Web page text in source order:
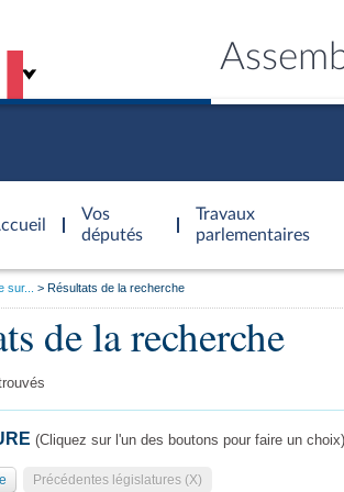
Vos
députés
Travaux
parlementaires
sur... Résultats de la recherche
de la recherche
(Cliquez sur l'un des boutons pour faire un choix)
Précédentes législatures (X)